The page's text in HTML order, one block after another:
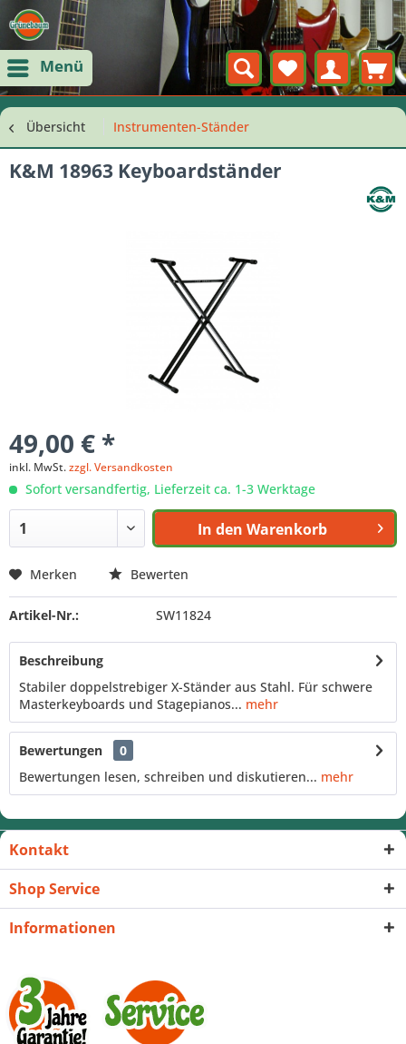
Menü
Übersicht Instrumenten-Ständer
K&M 18963 Keyboardständer
49,00 € *
inkl. MwSt.zzgl. Versandkosten
Sofort versandfertig, Lieferzeit ca. 1-3 Werktage
In den Warenkorb
Merken Bewerten
Artikel-Nr.: SW11824
Beschreibung
Stabiler doppelstrebiger X-Ständer aus Stahl. Für schwere
Masterkeyboards und Stagepianos... mehr
Bewertungen
0
Bewertungen lesen, schreiben und diskutieren... mehr
Kontakt
Shop Service
Informationen